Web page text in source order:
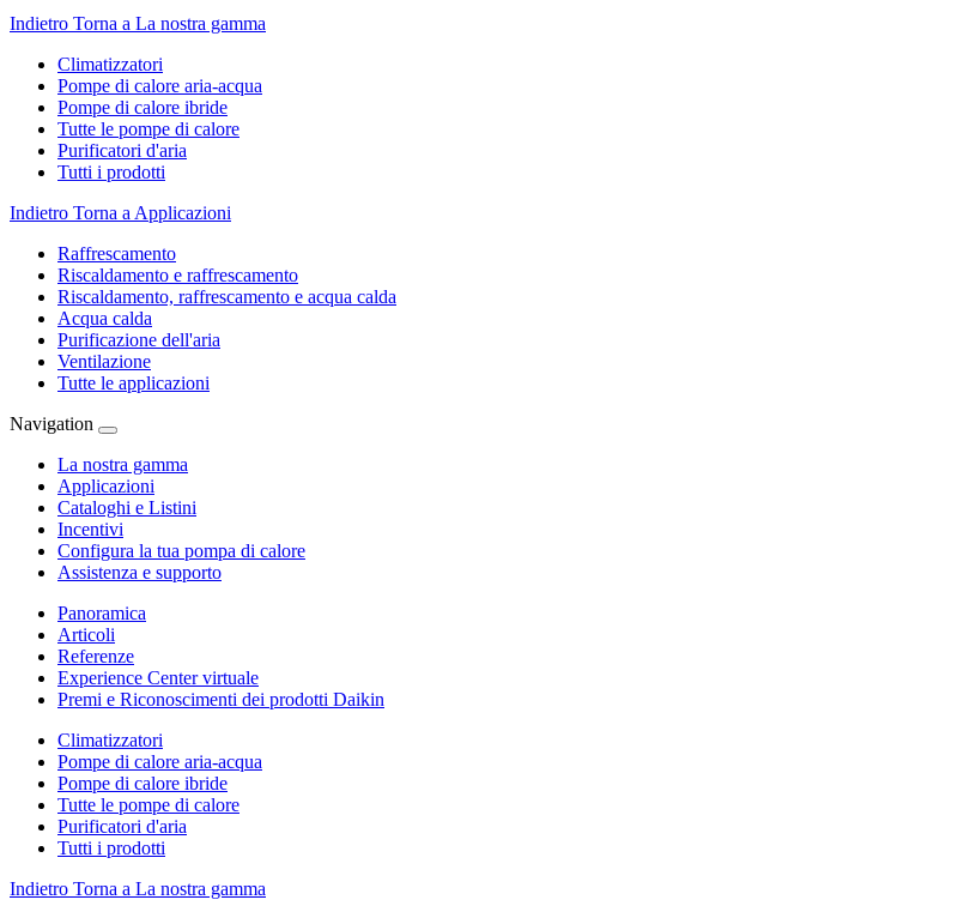
Indietro Torna a La nostra gamma
Climatizzatori
Pompe di calore aria-acqua
Pompe di calore ibride
Tutte le pompe di calore
Purificatori d'aria
Tutti i prodotti
Indietro Torna a Applicazioni
Raffrescamento
Riscaldamento e raffrescamento
Riscaldamento, raffrescamento e acqua calda
Acqua calda
Purificazione dell'aria
Ventilazione
Tutte le applicazioni
Navigation
La nostra gamma
Applicazioni
Cataloghi e Listini
Incentivi
Configura la tua pompa di calore
Assistenza e supporto
Panoramica
Articoli
Referenze
Experience Center virtuale
Premi e Riconoscimenti dei prodotti Daikin
Climatizzatori
Pompe di calore aria-acqua
Pompe di calore ibride
Tutte le pompe di calore
Purificatori d'aria
Tutti i prodotti
Indietro Torna a La nostra gamma